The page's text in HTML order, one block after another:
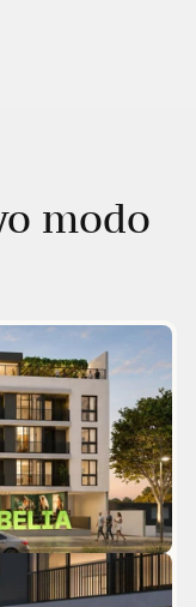
modo